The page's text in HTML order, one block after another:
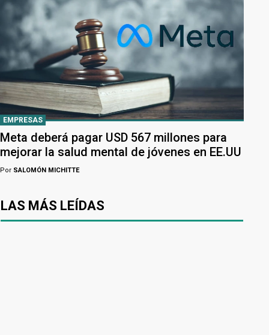
EMPRESAS
Meta deberá pagar USD 567 millones para
mejorar la salud mental de jóvenes en EE.UU
Por SALOMÓN MICHITTE
LAS MÁS LEÍDAS